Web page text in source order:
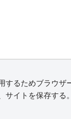
するためブラウザ
サイトを保存する。